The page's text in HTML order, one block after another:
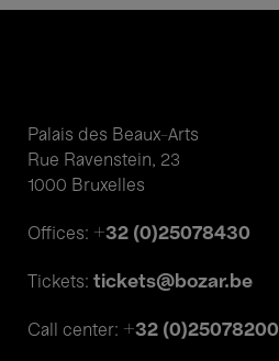
Palais des Beaux-Arts
Rue Ravenstein, 23
1000 Bruxelles
Offices: +32 (0)25078430
Tickets: tickets@bozar.be
Call center: +32 (0)25078200